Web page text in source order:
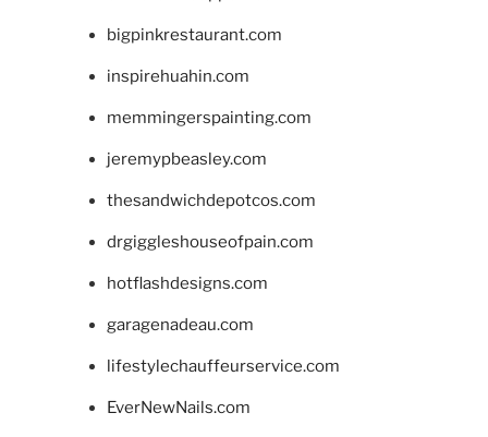
bigpinkrestaurant.com
inspirehuahin.com
memmingerspainting.com
jeremypbeasley.com
thesandwichdepotcos.com
drgiggleshouseofpain.com
hotflashdesigns.com
garagenadeau.com
lifestylechauffeurservice.com
EverNewNails.com